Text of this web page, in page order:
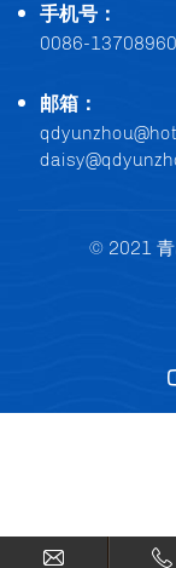
手机号：
0086-
邮箱：
© 2021 青